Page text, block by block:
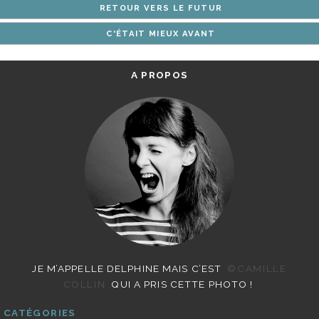
ARTICLES
RETOUR VERS LE FUTUR
C'ÉTAIT MIEUX AVANT
A PROPOS
JE M’APPELLE DELPHINE MAIS C’EST
©CAMILLE
COLLIN
QUI A PRIS CETTE PHOTO !
CATÉGORIES